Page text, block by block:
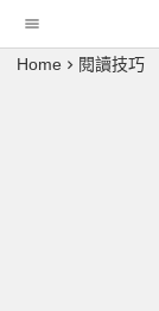
Home 閱讀技巧